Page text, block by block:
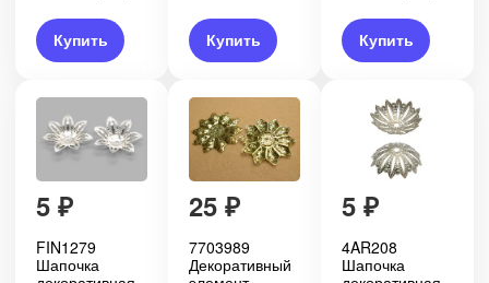
Купить Купить Купить
5 ₽
FIN1279
Шапочка
25 ₽
7703989
Декоративный
5 ₽
4AR208
Шапочка